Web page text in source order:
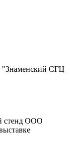
"Знаменский СГЦ
стенд ООО